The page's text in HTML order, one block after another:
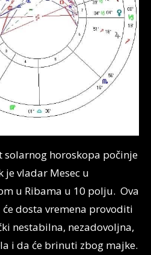
solarnog horoskopa počinje
je vladar Mesec u
u Ribama u 10 polju. Ova
dosta vremena provoditi
nestabilna, nezadovoljna,
i da će brinuti zbog majke.